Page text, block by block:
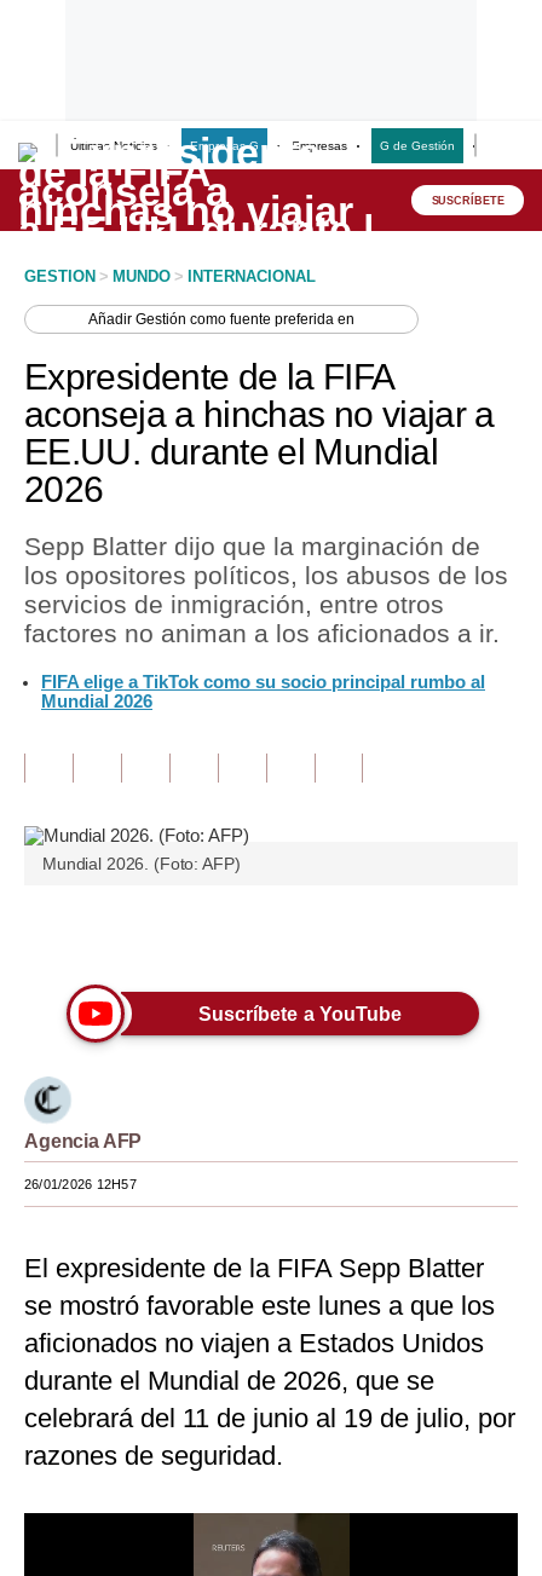
Últimas Noticias Empresas G Empresas G de Gestión
Lo último
Peru Quiosco
Economía
Mercados
Perú
Política
Tu Dinero
Finanzas Personales
Inmobiliarias
Opinión
Editorial
Pregunta de hoy
Lujo
Moda
Estilos
EEUU
México
Internacional
Tecnología
SUSCRÍBETE
GESTION > MUNDO > INTERNACIONAL
AñadirGestión como fuente preferida en
Expresidente de la FIFA
aconseja a hinchas no viajar a
EE.UU. durante el Mundial
2026
Sepp Blatter dijo que la marginación de
los opositores políticos, los abusos de los
servicios de inmigración, entre otros
factores no animan a los aficionados a ir.
FIFA elige a TikTok como su socio principal rumbo al
Mundial 2026
Mundial 2026. (Foto: AFP)
Suscríbete a YouTube
Agencia AFP
26/01/2026 12H57
El expresidente de la FIFA Sepp Blatter
se mostró favorable este lunes a que los
aficionados no viajen a Estados Unidos
durante el Mundial de 2026, que se
celebrará del 11 de junio al 19 de julio, por
razones de seguridad.